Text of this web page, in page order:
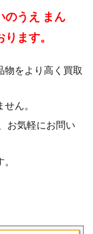
のうえ まん
ます。
物をより高く買取
ん。
お気軽にお問い